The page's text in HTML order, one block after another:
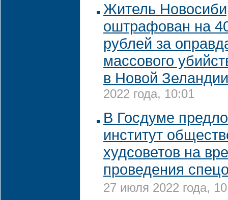
Житель
оштрафован на
рублей за
массового
в Новой Зеландии
2022 года, 10:01
В Госдуме
институт
худсоветов на
проведения
27 июля 2022 года,